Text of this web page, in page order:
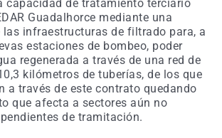
capacidad de tratamiento terciario
Guadalhorce mediante una
infraestructuras de filtrado para, a
estaciones de bombeo, poder
regenerada a través de una red de
kilómetros de tuberías, de los que
a través de este contrato quedando
que afecta a sectores aún no
de tramitación.